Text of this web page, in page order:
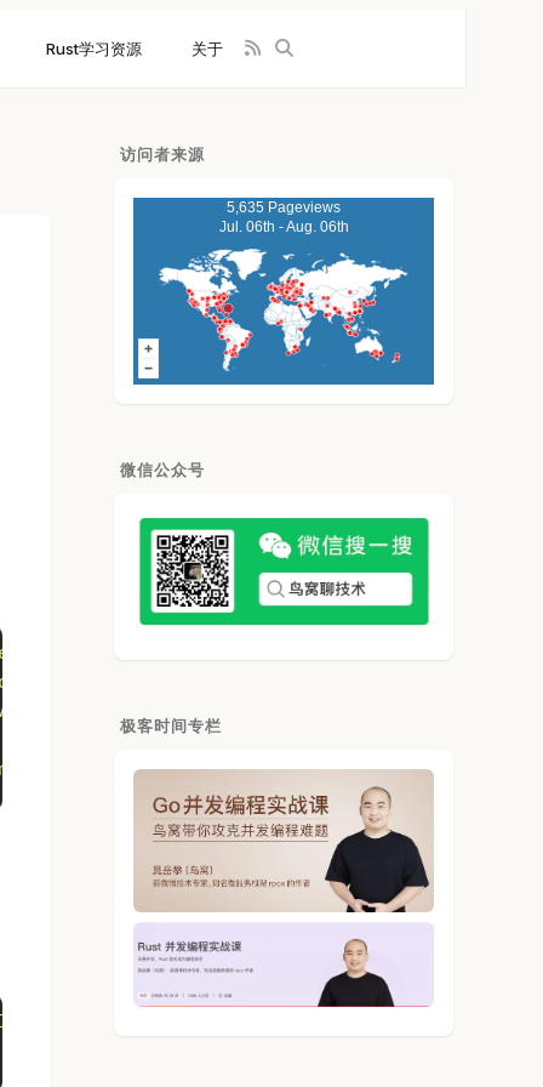
Rust学习资源 关于
20100101 Firefox/40.0",
*;q=0.8",
ip-api"}`
world"
访问者来源
5,635 Pageviews
Jul. 06th - Aug. 06th
微信公众号
极客时间专栏